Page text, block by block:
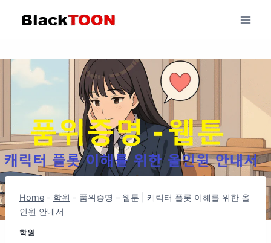
Home - 학원 - 품위증명 – 웹툰 | 캐릭터 플롯 이해를 위한 올
인원 안내서
학원